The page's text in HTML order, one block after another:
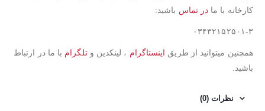
کارخانه با ما در تماس باشید:
۰۳۴۳۲۱۵۲۵۰۱-۳
همچنین میتوانید از طریق اینستاگرام ، لینکدین وتلگرام با ما در ارتباط
باشید.
نظرات (0)